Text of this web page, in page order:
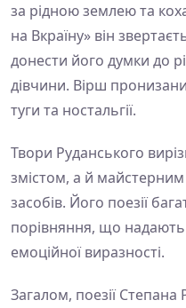
за рідною землею та
на Вкраїну» він
донести його думки до
дівчини. Вірш
туги та ностальгії.
Твори Руданського
змістом, а й
засобів. Його поезії
порівняння, що
емоційної виразності.
Загалом, поезії